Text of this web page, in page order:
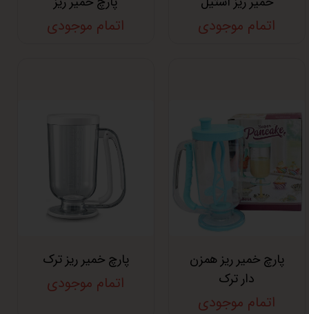
اتمام موجودی اتمام موجودی
پارچ خمیر ریز همزن
دار ترک
اتمام موجودی
پارچ خمیر ریز ترک
اتمام موجودی